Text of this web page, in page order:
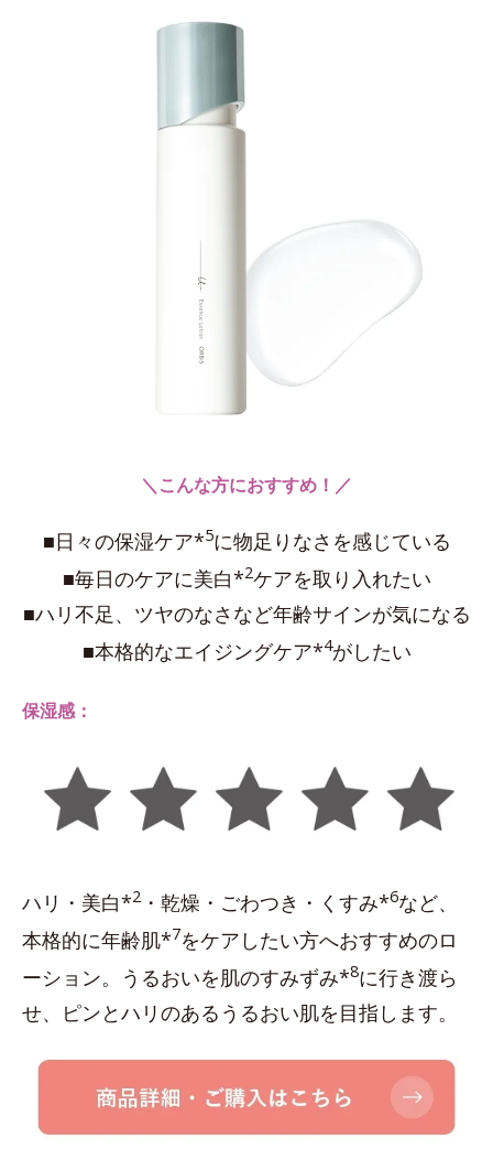
＼こんな方におすすめ！／
■日々の保湿ケア*5に物足りなさを感じている
■毎日のケアに美白*2ケアを取り入れたい
■ハリ不足、ツヤのなさなど年齢サインが気になる
■本格的なエイジングケア*4がしたい
保湿感：
ハリ・美白*2 ・乾燥・ごわつき・くすみ*6など、
本格的に年齢肌*7をケアしたい方へおすすめのロ
ーション。うるおいを肌のすみずみ*8に行き渡ら
せ、ピンとハリのあるうるおい肌を目指します。